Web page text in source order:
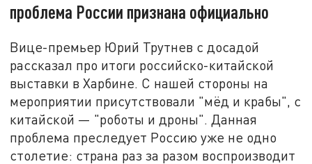
проблема России признана официально
Вице-премьер Юрий Трутнев с досадой
рассказал про итоги российско-китайской
выставки в Харбине. С нашей стороны на
мероприятии присутствовали "мёд и крабы", с
китайской — "роботы и дроны". Данная
проблема преследует Россию уже не одно
столетие: страна раз за разом воспроизводит